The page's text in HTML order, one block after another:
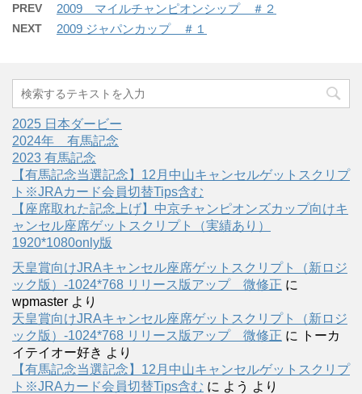
PREV 2009 マイルチャンピオンシップ ＃２
NEXT 2009 ジャパンカップ ＃１
2025 日本ダービー
2024年 有馬記念
2023 有馬記念
【有馬記念当選記念】12月中山キャンセルゲットスクリプ
ト※JRAカード会員切替Tips含む
【座席取れた記念上げ】中京チャンピオンズカップ向けキ
ャンセル座席ゲットスクリプト（実績あり）
1920*1080only版
天皇賞向けJRAキャンセル座席ゲットスクリプト（新ロジ
ック版）-1024*768 リリース版アップ 微修正 に
wpmaster より
天皇賞向けJRAキャンセル座席ゲットスクリプト（新ロジ
ック版）-1024*768 リリース版アップ 微修正 に
トーカ
イテイオー好き より
【有馬記念当選記念】12月中山キャンセルゲットスクリプ
ト※JRAカード会員切替Tips含む に よう より